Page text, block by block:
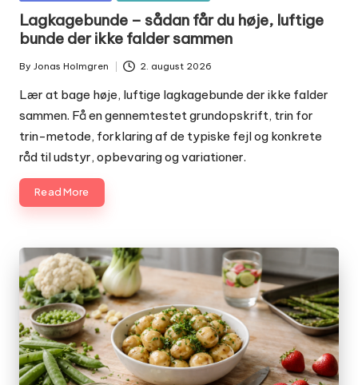
Lagkagebunde – sådan får du høje, luftige
bunde der ikke falder sammen
Posted
by
By Jonas Holmgren 2. august 2026
Lær at bage høje, luftige lagkagebunde der ikke falder
sammen. Få en gennemtestet grundopskrift, trin for
trin-metode, forklaring af de typiske fejl og konkrete
råd til udstyr, opbevaring og variationer.
Read More